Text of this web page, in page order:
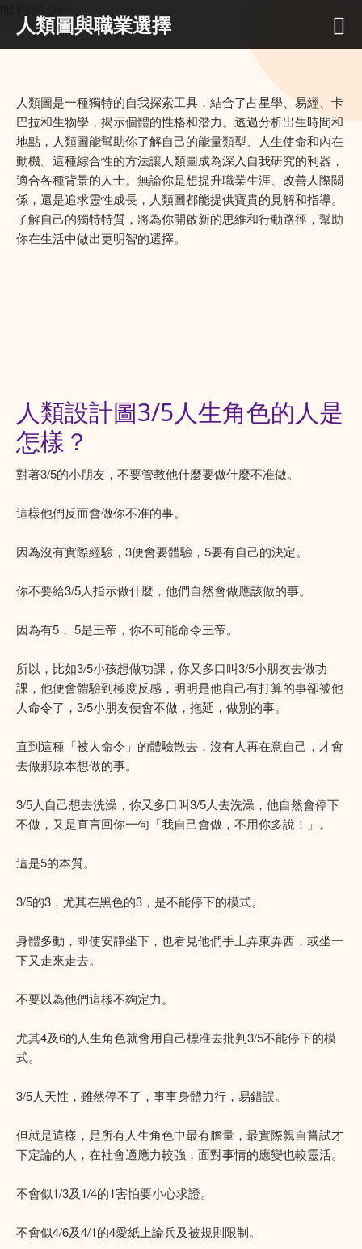
人類圖與職業選擇
人類圖是一種獨特的自我探索工具，結合了占星學、易經、卡
巴拉和生物學，揭示個體的性格和潛力。透過分析出生時間和
地點，人類圖能幫助你了解自己的能量類型、人生使命和內在
動機。這種綜合性的方法讓人類圖成為深入自我研究的利器，
適合各種背景的人士。無論你是想提升職業生涯、改善人際關
係，還是追求靈性成長，人類圖都能提供寶貴的見解和指導。
了解自己的獨特特質，將為你開啟新的思維和行動路徑，幫助
你在生活中做出更明智的選擇。
人類設計圖3/5人生角色的人是
怎樣？
對著3/5的小朋友，不要管教他什麼要做什麼不准做。
這樣他們反而會做你不准的事。
因為沒有實際經驗，3便會要體驗，5要有自己的決定。
你不要給3/5人指示做什麼，他們自然會做應該做的事。
因為有5， 5是王帝，你不可能命令王帝。
所以，比如3/5小孩想做功課，你又多口叫3/5小朋友去做功
課，他便會體驗到極度反感，明明是他自己有打算的事卻被他
人命令了，3/5小朋友便會不做，拖延，做別的事。
直到這種「被人命令」的體驗散去，沒有人再在意自己，才會
去做那原本想做的事。
3/5人自己想去洗澡，你又多口叫3/5人去洗澡，他自然會停下
不做，又是直言回你一句「我自己會做，不用你多說！」。
這是5的本質。
3/5的3，尤其在黑色的3，是不能停下的模式。
身體多動，即使安靜坐下，也看見他們手上弄東弄西，或坐一
下又走來走去。
不要以為他們這樣不夠定力。
尤其4及6的人生角色就會用自己標准去批判3/5不能停下的模
式。
3/5人天性，雖然停不了，事事身體力行，易錯誤。
但就是這樣，是所有人生角色中最有膽量，最實際親自嘗試才
下定論的人，在社會適應力較強，面對事情的應變也較靈活。
不會似1/3及1/4的1害怕要小心求證。
不會似4/6及4/1的4愛紙上論兵及被規則限制。